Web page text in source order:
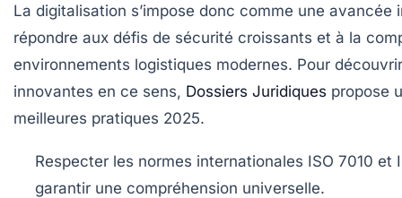
La digitalisation s’impose donc comme une avancée
répondre aux défis de sécurité croissants et à la
environnements logistiques modernes. Pour
innovantes en ce sens, Dossiers Juridiques propose
meilleures pratiques 2025.
Respecter les normes internationales ISO 7010 et
garantir une compréhension universelle.